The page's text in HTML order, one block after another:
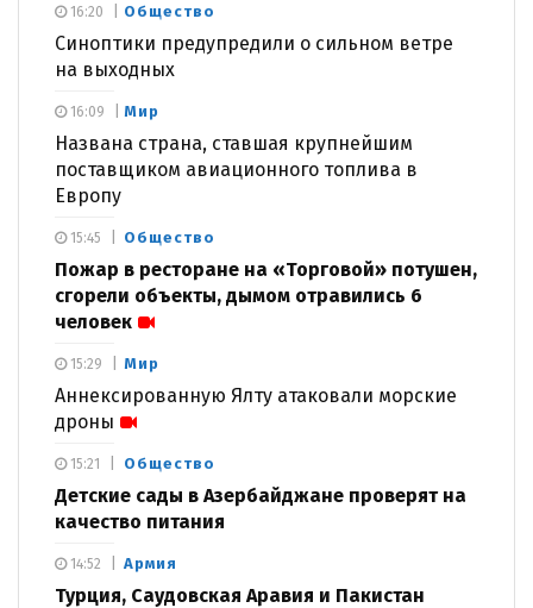
Общество
Синоптики предупредили о сильном ветре
на выходных
16:20
Мир
Названа страна, ставшая крупнейшим
поставщиком авиационного топлива в
Европу
16:09
Общество
Пожар в ресторане на «Торговой» потушен,
сгорели объекты, дымом отравились 6
человек
15:45
Мир
Аннексированную Ялту атаковали морские
дроны
15:29
Общество
Детские сады в Азербайджане проверят на
качество питания
15:21
Армия
Турция, Саудовская Аравия и Пакистан
14:52